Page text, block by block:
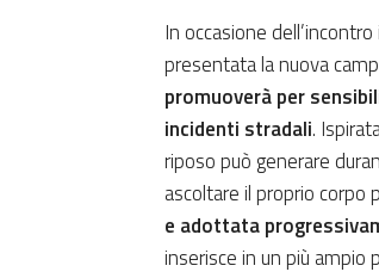
In occasione
presentata la nuova
promuoverà per
incidenti stradali.
riposo può generare
ascoltare il proprio corpo
e adottata
inserisce in un più ampio